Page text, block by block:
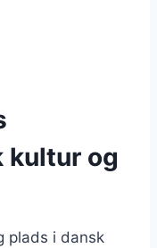
kultur og
plads i dansk